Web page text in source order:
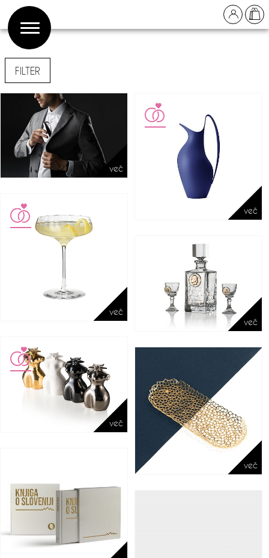
FILTER
več
več
več
več
več
več